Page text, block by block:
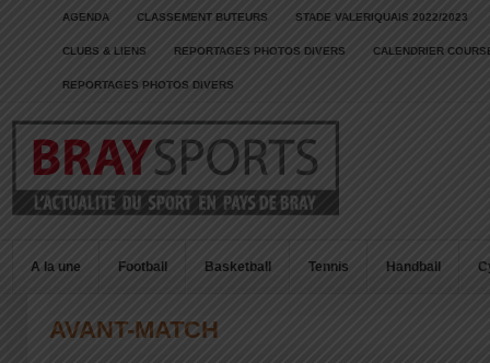
AGENDA CLASSEMENT BUTEURS STADE VALERIQUAIS 2022/2023
CLUBS & LIENS REPORTAGES PHOTOS DIVERS CALENDRIER
REPORTAGES PHOTOS DIVERS
A la une Football Basketball Tennis Handball
AVANT-MATCH